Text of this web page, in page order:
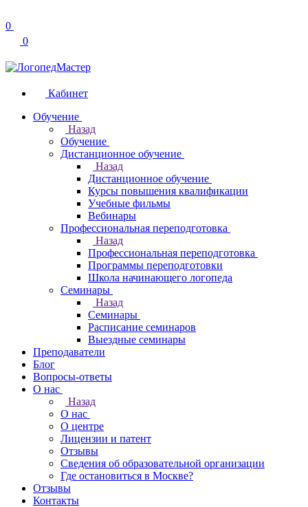
0
0
Кабинет
Обучение
Назад
Обучение
Дистанционное обучение
Назад
Дистанционное обучение
Курсы повышения квалификации
Учебные фильмы
Вебинары
Профессиональная переподготовка
Назад
Профессиональная переподготовка
Программы переподготовки
Школа начинающего логопеда
Семинары
Назад
Семинары
Расписание семинаров
Выездные семинары
Преподаватели
Блог
Вопросы-ответы
О нас
Назад
О нас
О центре
Лицензии и патент
Отзывы
Сведения об образовательной организации
Где остановиться в Москве?
Отзывы
Контакты